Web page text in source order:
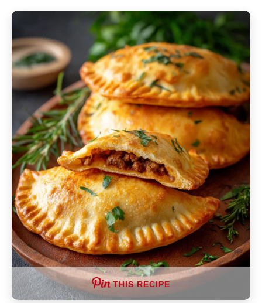
THIS RECIPE